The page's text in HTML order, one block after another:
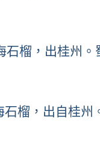
榴，出桂州。
石榴，出自桂州